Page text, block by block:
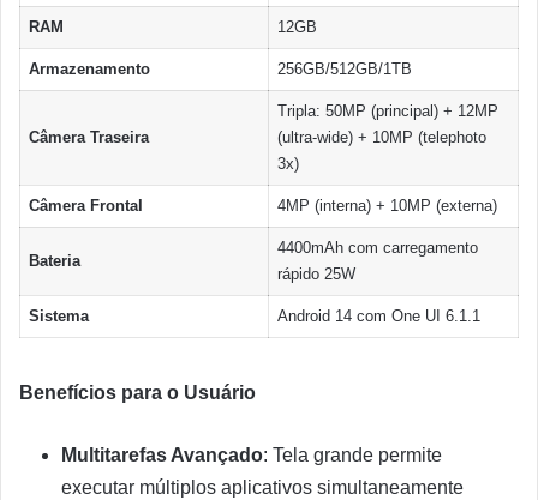
RAM 12GB
Armazenamento 256GB/512GB/1TB
Câmera Traseira
Tripla: 50MP (principal) + 12MP
(ultra-wide) + 10MP (telephoto
3x)
Câmera Frontal 4MP (interna) + 10MP (externa)
Bateria
4400mAh com carregamento
rápido 25W
Sistema Android 14 com One UI 6.1.1
Benefícios para o Usuário
Multitarefas Avançado: Tela grande permite
executar múltiplos aplicativos simultaneamente